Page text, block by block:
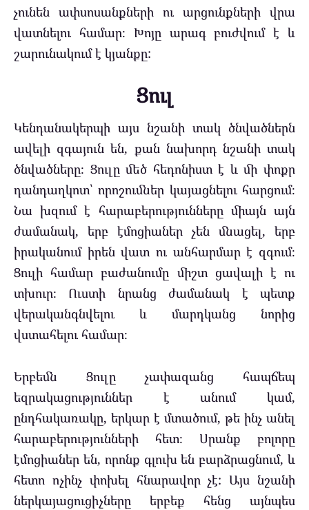
չունեն ափսոսանքների ու արցունքների վրա
վատնելու համար։ Խոյը արագ բուժվում է և
շարունակում է կյանքը:
Ցուլ
Կենդանակերպի այս նշանի տակ ծնվածներն
ավելի զգայուն են, քան նախորդ նշանի տակ
ծնվածները։ Ցուլը մեծ հեդոնիստ է և մի փոքր
դանդաղկոտ՝ որոշումներ կայացնելու հարցում։
Նա խզում է հարաբերությունները միայն այն
ժամանակ, երբ էմոցիաներ չեն մնացել, երբ
իրականում իրեն վատ ու անհարմար է զգում։
Ցուլի համար բաժանումը միշտ ցավալի է ու
տխուր։ Ուստի նրանց ժամանակ է պետք
վերականգնվելու և մարդկանց նորից
վստահելու համար։
Երբեմն Ցուլը չափազանց հապճեպ
եզրակացություններ է անում կամ,
ընդհակառակը, երկար է մտածում, թե ինչ անել
հարաբերությունների հետ։ Սրանք բոլորը
էմոցիաներ են, որոնք գլուխ են բարձրացնում, և
հետո ոչինչ փոխել հնարավոր չէ: Այս նշանի
ներկայացուցիչները երբեք հենց այնպես